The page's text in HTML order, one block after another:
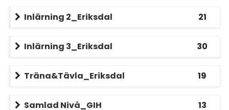
Inlärning 2_Eriksdal 21
Inlärning 3_Eriksdal 30
Träna&Tävla_Eriksdal 19
Samlad Nivå_GIH 13